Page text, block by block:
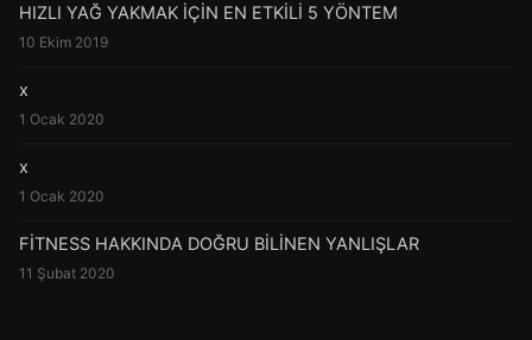
HIZLI YAĞ YAKMAK İÇİN EN ETKİLİ 5 YÖNTEM
10 Ekim 2019
x
1 Ocak 2020
x
1 Ocak 2020
FİTNESS HAKKINDA DOĞRU BİLİNEN YANLIŞLAR
11 Şubat 2020